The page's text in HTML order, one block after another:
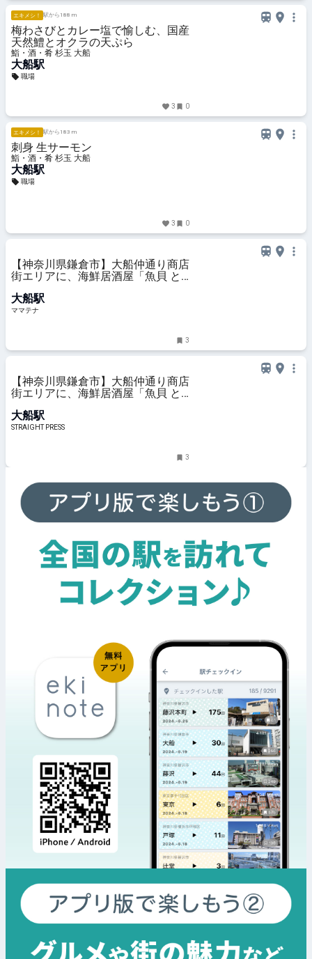
エキメシ！ 駅から188 m
梅わさびとカレー塩で愉しむ、国産
天然鱧とオクラの天ぷら
鮨・酒・肴 杉玉 大船
大船駅
職場
3 0
エキメシ！ 駅から183 m
刺身 生サーモン
鮨・酒・肴 杉玉 大船
大船駅
職場
3 0
【神奈川県鎌倉市】大船仲通り商店
街エリアに、海鮮居酒屋「魚貝 と
ナ
大船駅
ママテナ
3
【神奈川県鎌倉市】大船仲通り商店
街エリアに、海鮮居酒屋「魚貝 と
大船駅
STRAIGHT PRESS
3